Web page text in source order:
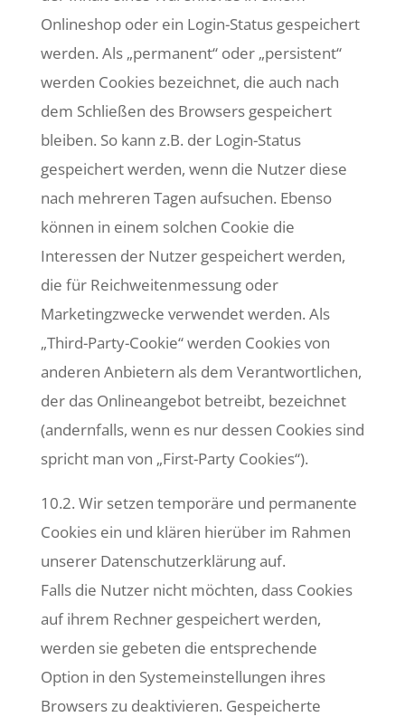
Onlineshop oder ein Login-Status gespeichert
werden. Als „permanent“ oder „persistent“
werden Cookies bezeichnet, die auch nach
dem Schließen des Browsers gespeichert
bleiben. So kann z.B. der Login-Status
gespeichert werden, wenn die Nutzer diese
nach mehreren Tagen aufsuchen. Ebenso
können in einem solchen Cookie die
Interessen der Nutzer gespeichert werden,
die für Reichweitenmessung oder
Marketingzwecke verwendet werden. Als
„Third-Party-Cookie“ werden Cookies von
anderen Anbietern als dem Verantwortlichen,
der das Onlineangebot betreibt, bezeichnet
(andernfalls, wenn es nur dessen Cookies sind
spricht man von „First-Party Cookies“).
10.2. Wir setzen temporäre und permanente
Cookies ein und klären hierüber im Rahmen
unserer Datenschutzerklärung auf.
Falls die Nutzer nicht möchten, dass Cookies
auf ihrem Rechner gespeichert werden,
werden sie gebeten die entsprechende
Option in den Systemeinstellungen ihres
Browsers zu deaktivieren. Gespeicherte